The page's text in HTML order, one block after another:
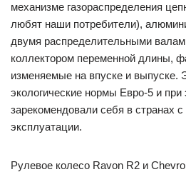
механизме газораспределения
любят наши потребители),
двумя распределительными
коллектором переменной длины,
изменяемые на впуске и выпуске.
экологические нормы Евро-5 и
зарекомендовали себя в странах
эксплуатации.
Рулевое колесо Ravon R2 и